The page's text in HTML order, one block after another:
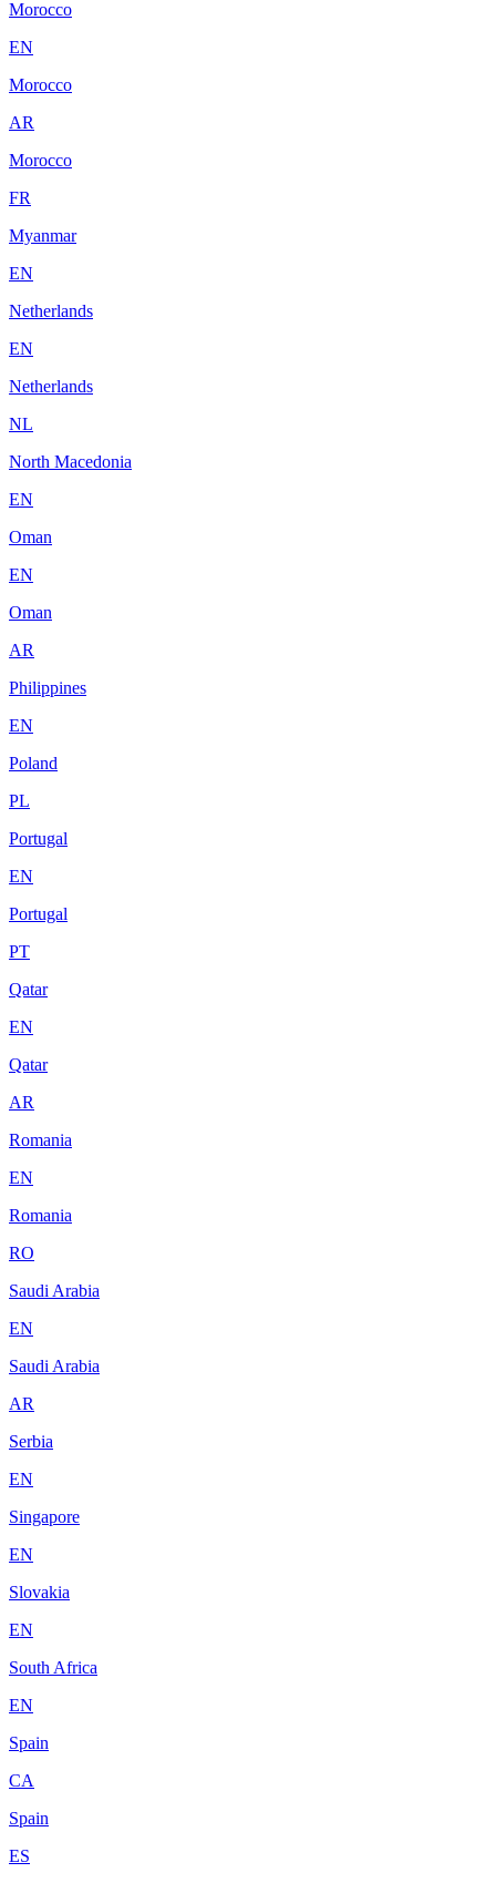
Morocco
EN
Morocco
AR
Morocco
FR
Myanmar
EN
Netherlands
EN
Netherlands
NL
North Macedonia
EN
Oman
EN
Oman
AR
Philippines
EN
Poland
PL
Portugal
EN
Portugal
PT
Qatar
EN
Qatar
AR
Romania
EN
Romania
RO
Saudi Arabia
EN
Saudi Arabia
AR
Serbia
EN
Singapore
EN
Slovakia
EN
South Africa
EN
Spain
CA
Spain
ES